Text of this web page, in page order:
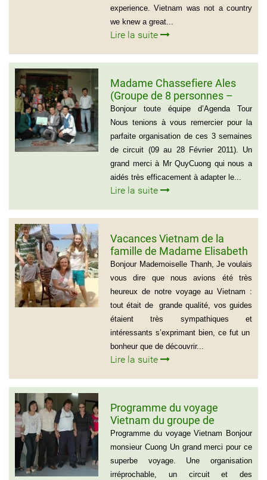
experience. Vietnam was not a country
we knew a great...
Lire la suite
Madame Chassefiere Ales
(Groupe de 8 personnes –
Voyage du Nord au Sud
Vietnam)
Bonjour toute équipe d’Agenda Tour
Nous tenions à vous remercier pour la
parfaite organisation de ces 3 semaines
de circuit (09 au 28 Février 2011). Un
grand merci à Mr QuyCuong qui nous a
aidés très efficacement à adapter le...
Lire la suite
Vacances Vietnam de la
famille de Madame Elisabeth
DE LAUBESPIN (6 personnes)
Bonjour Mademoiselle Thanh, Je voulais
vous dire que nous avions été très
heureux de notre voyage au Vietnam :
tout était de grande qualité, vos guides
étaient très sympathiques et
intéressants s’exprimant bien, ce fut un
bonheur que de découvrir...
Lire la suite
Programme du voyage
Vietnam du groupe de
madame et Mr Jean Marie
Cannac
Programme du voyage Vietnam Bonjour
monsieur Cuong Un grand merci pour ce
superbe voyage. Une organisation
irréprochable, un circuit et des